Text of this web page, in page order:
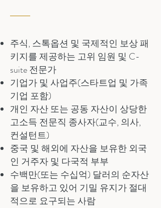
주식, 스톡옵션 및 국제적인 보상 패
키지를 제공하는 고위 임원 및 C-
suite 전문가
기업가 및 사업주(스타트업 및 가족
기업 포함)
개인 자산 또는 공동 자산이 상당한
고소득 전문직 종사자(교수, 의사,
컨설턴트)
중국 및 해외에 자산을 보유한 외국
인 거주자 및 다국적 부부
수백만(또는 수십억) 달러의 순자산
을 보유하고 있어 기밀 유지가 절대
적으로 요구되는 사람